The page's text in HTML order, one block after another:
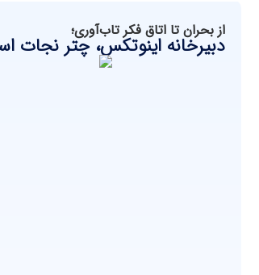
از بحران تا اتاق فکر تاب‌آوری؛
دبیرخانه اینوتکس، چتر نجات